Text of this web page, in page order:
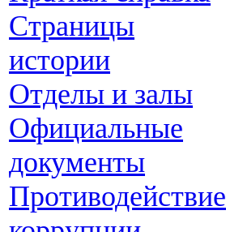
Страницы
истории
Отделы и залы
Официальные
документы
Противодействие